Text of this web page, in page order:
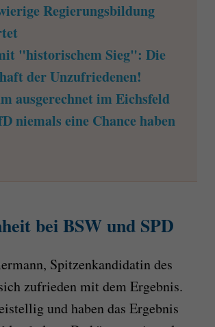
Regierungsbildung
"historischem Sieg": Die
der Unzufriedenen!
ausgerechnet im Eichsfeld
niemals eine Chance haben
bei BSW und SPD
Spitzenkandidatin des
zufrieden mit dem Ergebnis.
und haben das Ergebnis